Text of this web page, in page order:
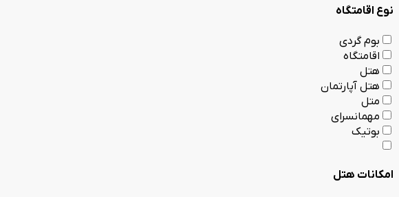
نوع اقامتگاه
بوم گردی
اقامتگاه
هتل
هتل آپارتمان
متل
مهمانسرای
بوتیک
امکانات هتل